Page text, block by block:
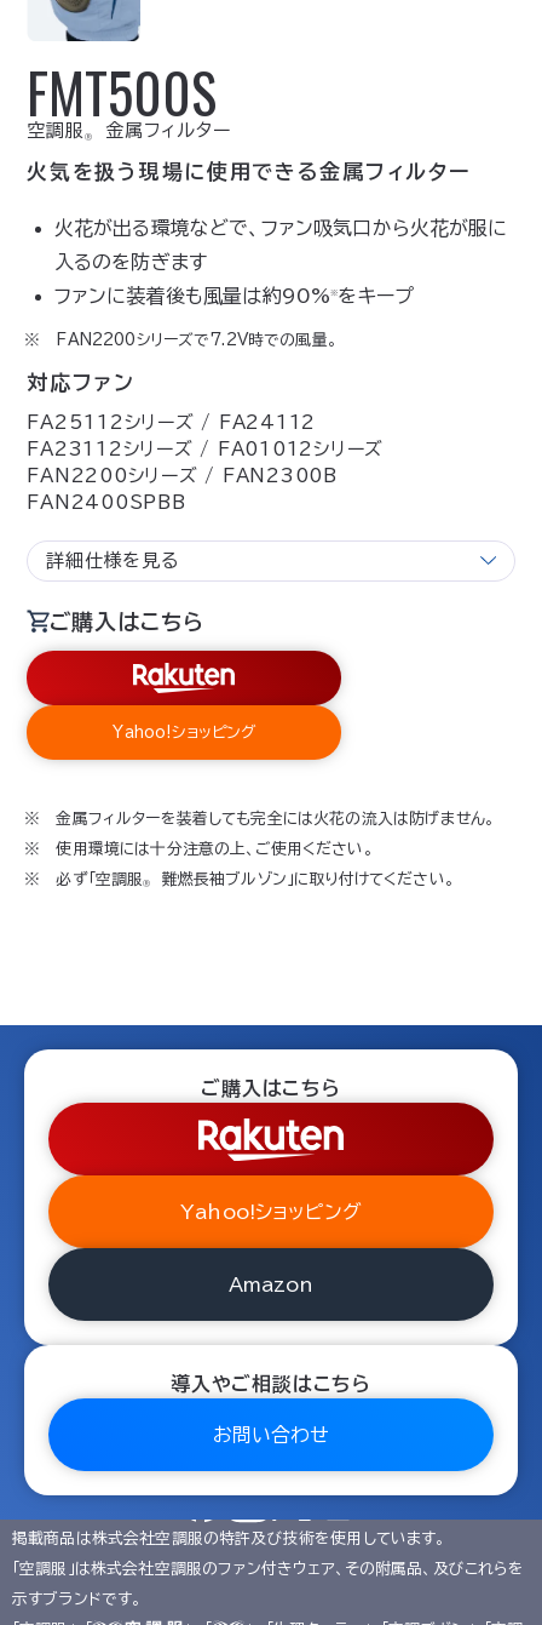
FMT500S
空調服 Ⓡ 金属フィルター
火気を扱う現場に使用できる金属フィルター
火花が出る環境などで、ファン吸気口から火花が服に
入るのを防ぎます
ファンに装着後も風量は約90%※をキープ
FAN2200シリーズで7.2V時での風量。
対応ファン
FA25112シリーズ / FA24112
FA23112シリーズ / FA01012シリーズ
FAN2200シリーズ / FAN2300B
FAN2400SPBB
詳細仕様を見る
ご購入はこちら
Yahoo!ショッピング
金属フィルターを装着しても完全には火花の流入は防げません。
使用環境には十分注意の上、ご使用ください。
必ず「空調服Ⓡ 難燃長袖ブルゾン」に取り付けてください。
ご購入はこちら
Yahoo!ショッピング
Amazon
導入やご相談はこちら
お問い合わせ
掲載商品は株式会社空調服の特許及び技術を使用しています。
「空調服」は株式会社空調服のファン付きウェア、その附属品、及びこれらを
示すブランドです。